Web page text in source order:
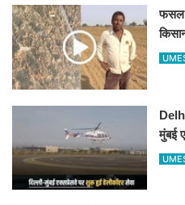
फसल
500-
मुंबई